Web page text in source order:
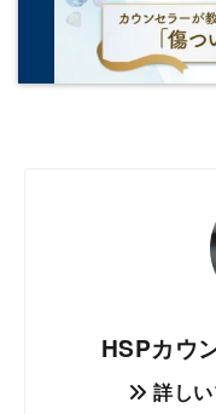
HSPカウ
詳し